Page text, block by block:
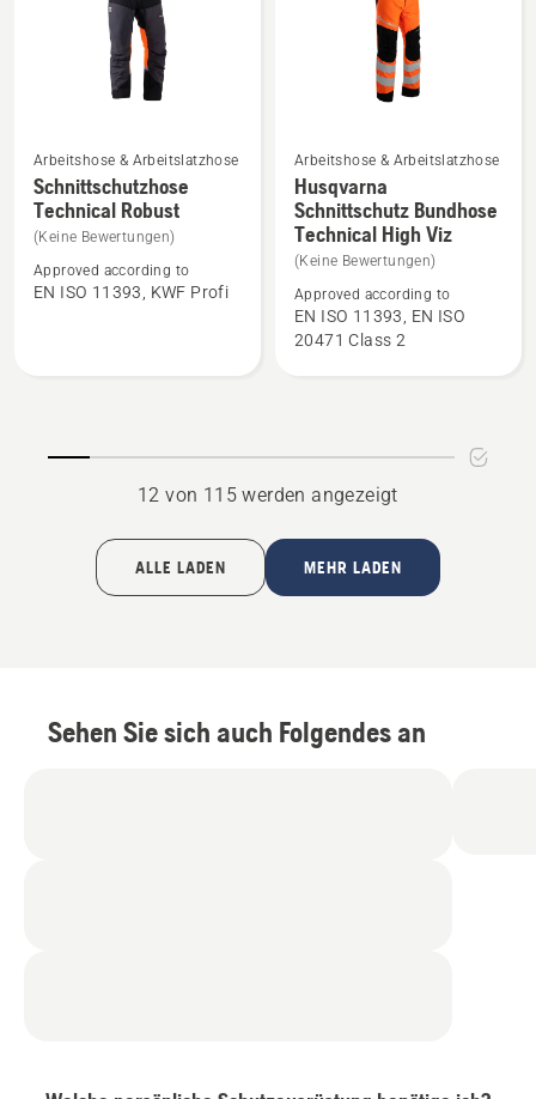
Mehr
Details
zu
Schnittschutzhose
Technical
Arbeitshose & Arbeitslatzhose
Schnittschutzhose
Technical Robust
(Keine Bewertungen)
Approved according to
EN ISO 11393, KWF Profi
Mehr
Details
zu
Husqvarna
Schnittschutz
Bundhose
Technical
Arbeitshose & Arbeitslatzhose
Husqvarna
Schnittschutz Bundhose
Technical High Viz
(Keine Bewertungen)
Approved according to
EN ISO 11393, EN ISO
20471 Class 2
12 von 115 werden angezeigt
ALLE LADEN MEHR LADEN
Sehen Sie sich auch Folgendes an